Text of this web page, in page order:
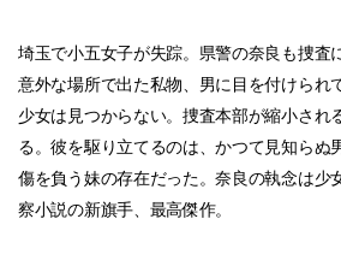
埼玉で小五女子が失踪。県警の奈良も捜査
意外な場所で出た私物、男に目を付けられ
少女は見つからない。捜査本部が縮小され
る。彼を駆り立てるのは、かつて見知らぬ
傷を負う妹の存在だった。奈良の執念は少
察小説の新旗手、最高傑作。